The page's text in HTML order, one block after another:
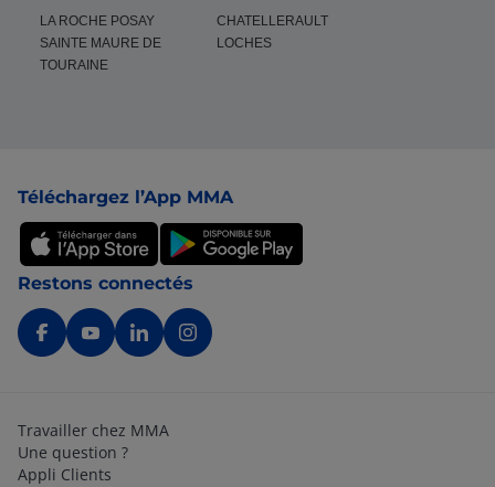
LA ROCHE POSAY
CHATELLERAULT
SAINTE MAURE DE
TOURAINE
LOCHES
Téléchargez l’App MMA
Restons connectés
Travailler chez MMA
Une question ?
Appli Clients